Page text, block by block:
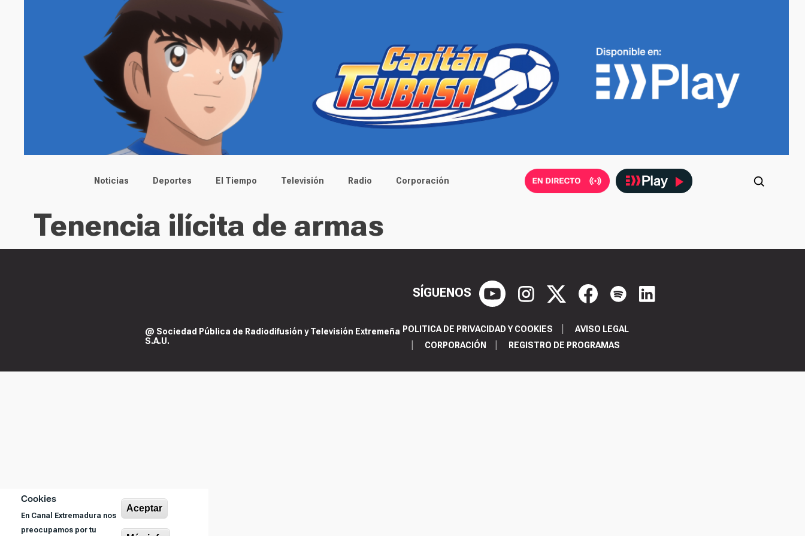
Cookies
En Canal Extremadura nos
preocupamos por tu
Aceptar
Main menu
Noticias Deportes El Tiempo Televisión Radio Corporación
Tenencia ilícita de armas
SÍGUENOS
@ Sociedad Pública de Radiodifusión y Televisión Extremeña
S.A.U.
POLITICA DE PRIVACIDAD Y COOKIES
AVISO LEGAL
CORPORACIÓN
REGISTRO DE PROGRAMAS